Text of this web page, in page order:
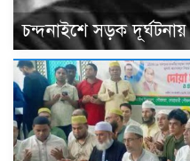
চন্দনাইশে সড়ক